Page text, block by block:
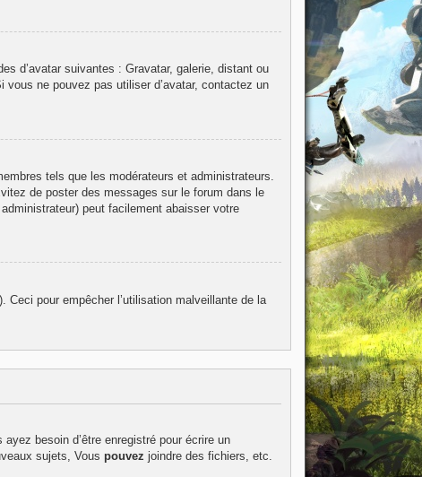
d’avatar suivantes : Gravatar, galerie, distant ou
ne pouvez pas utiliser d’avatar, contactez un
tels que les modérateurs et administrateurs.
de poster des messages sur le forum dans le
peut facilement abaisser votre
pour empêcher l’utilisation malveillante de la
besoin d’être enregistré pour écrire un
sujets, Vous pouvez joindre des fichiers, etc.